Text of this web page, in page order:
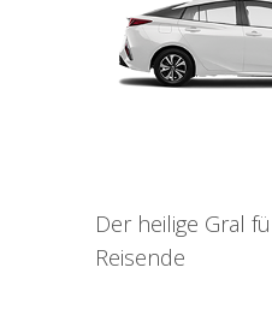
Der heilige Gral
Reisende